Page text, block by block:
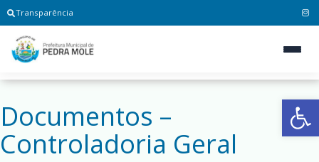
Transparência
Documentos –
Controladoria Geral